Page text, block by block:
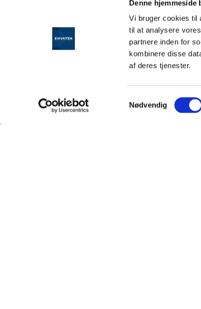
Denne hjemmeside
Vi bruger cookies til
til at analysere
partnere inden for
kombinere disse
af deres tjenester.
Samtykkevalg
Nødvendig
Grøn fjernvarme & køling